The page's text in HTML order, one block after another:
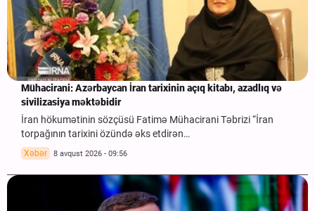
Mühacirani: Azərbaycan İran tarixinin açıq kitabı, azadlıq və
sivilizasiya məktəbidir
İran hökumətinin sözçüsü Fatimə Mühacirani Təbrizi “İran
torpağının tarixini özündə əks etdirən…
Xəbər 8 avqust 2026 - 09:56